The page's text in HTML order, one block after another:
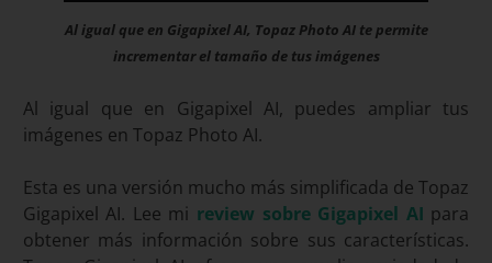
Al igual que en Gigapixel AI, Topaz Photo AI te permite
incrementar el tamaño de tus imágenes
Al igual que en Gigapixel AI, puedes ampliar tus
imágenes en Topaz Photo AI.
Esta es una versión mucho más simplificada de Topaz
Gigapixel AI. Lee mi review sobre Gigapixel AI para
obtener más información sobre sus características.